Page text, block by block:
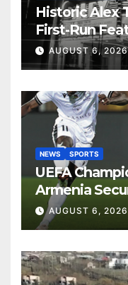
Historic Alex
First-Run
Years
AUGUST 6,
NEWS SPORTS
UEFA
Armenia
OverAUGUST 6, 2026